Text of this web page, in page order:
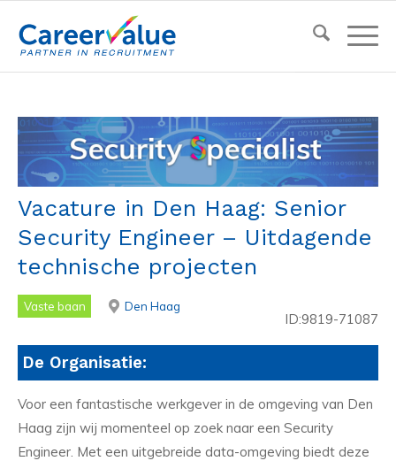
Vacature in Den Haag: Senior
Security Engineer – Uitdagende
technische projecten
Vaste baan Den Haag
ID:9819-71087
De Organisatie:
Voor een fantastische werkgever in de omgeving van Den
Haag zijn wij momenteel op zoek naar een Security
Engineer. Met een uitgebreide data-omgeving biedt deze